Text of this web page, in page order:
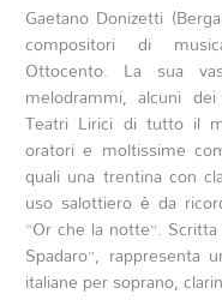
Gaetano Donizetti
compositori di
Ottocento. La sua
melodrammi, alcuni
Teatri Lirici di tutto il
oratori e moltissime
quali una trentina con
uso salottiero è da
“Or che la notte”.
Spadaro”, rappresenta
italiane per soprano,